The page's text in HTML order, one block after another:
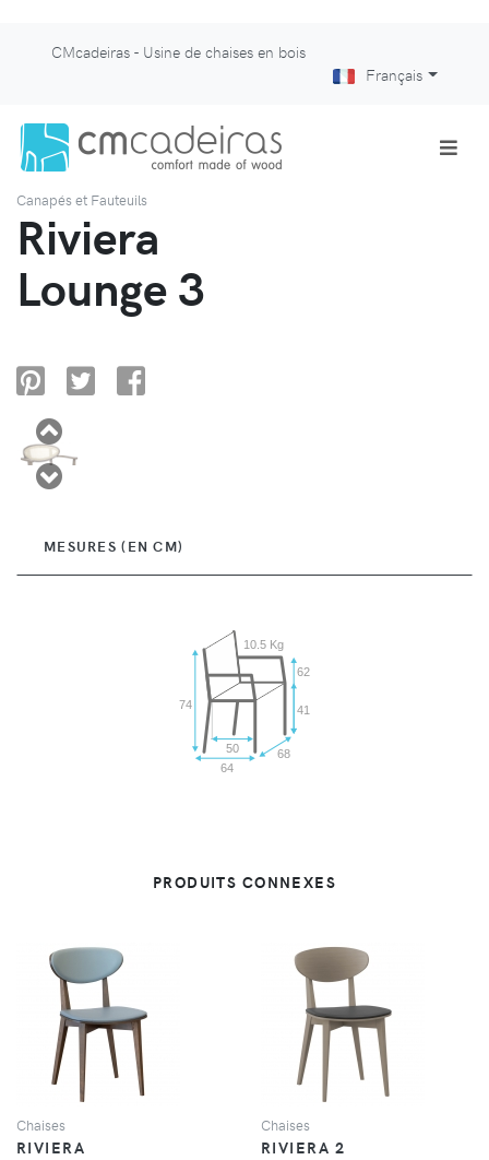
CMcadeiras - Usine de chaises en bois
Français
Canapés et Fauteuils
Riviera
Lounge 3
MESURES (EN CM)
74
50
64
68
41
62
10.5 Kg
PRODUITS CONNEXES
VUE
Chaises
RIVIERA
VUE
Chaises
RIVIERA 2